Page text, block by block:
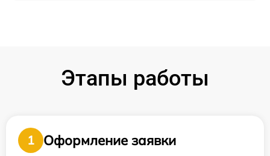
Этапы работы
1
Оформление заявки